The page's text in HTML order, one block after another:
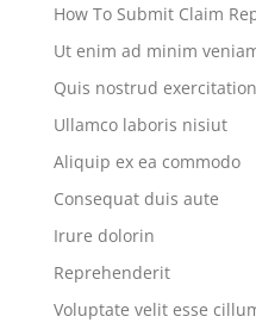
How To Submit Claim
Ut enim ad minim
Quis nostrud exercitation
Ullamco laboris nisiut
Aliquip ex ea commodo
Consequat duis aute
Irure dolorin
Reprehenderit
Voluptate velit esse